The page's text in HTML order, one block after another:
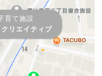
育て施設
リエイティブ